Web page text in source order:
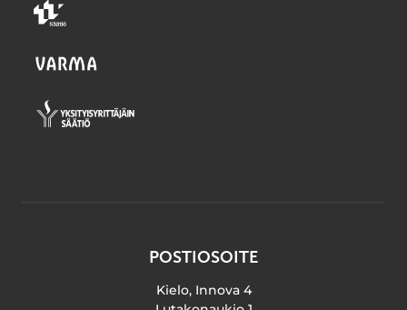
POSTIOSOITE
Kielo, Innova 4